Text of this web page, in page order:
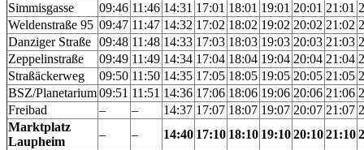
Simmisgasse
09:46 11:46 14:31 17:01 18:01 19:01 20:01 21:01
Weldenstraße 95 09:47 11:47 14:32 17:02 18:02 19:02 20:02 21:02
Danziger Straße 09:48 11:48 14:33 17:03 18:03 19:03 20:03 21:03
Zeppelinstraße
09:49 11:49 14:34 17:04 18:04 19:04 20:04 21:04
Straßäckerweg
09:50 11:50 14:35 17:05 18:05 19:05 20:05 21:05
BSZ/Planetarium09:51 11:51 14:36 17:06 18:06 19:06 20:06 21:06
Freibad
– – 14:37 17:07 18:07 19:07 20:07 21:07
Marktplatz
Laupheim
– – 14:40 17:10 18:10 19:1020:1021:10